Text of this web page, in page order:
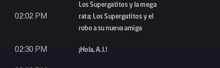
02:02 PM
Los Supergatitos y la mega
rata; Los Supergatitos y el
robo a su nueva amiga
02:30 PM ¡Hola, A.J.!